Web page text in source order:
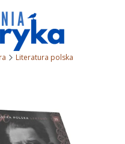
Literatura polska